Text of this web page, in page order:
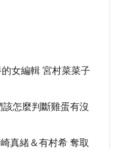
女編輯 宮村菜菜子
怎麼判斷雞蛋有沒
真緒＆有村希 奪取